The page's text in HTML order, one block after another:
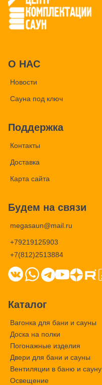
О НАС
Новости
Сауна под ключ
Поддержка
Контакты
Доставка
Карта сайта
Будем на связи
megasaun@mail.ru
+79219125903
+7(812)2513884
Каталог
Вагонка для бани и сауны
Доска на полки
Погонажные изделия
Двери для бани и сауны
Вентиляции в баню и сауну
Освещение